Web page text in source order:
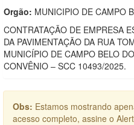
Orgão: MUNICIPIO DE CAMPO
CONTRATAÇÃO DE EMPRESA
DA PAVIMENTAÇÃO DA RUA
MUNICÍPIO DE CAMPO BELO
CONVÊNIO – SCC 10493/2025.
Obs: Estamos mostrando
acesso completo, assine o